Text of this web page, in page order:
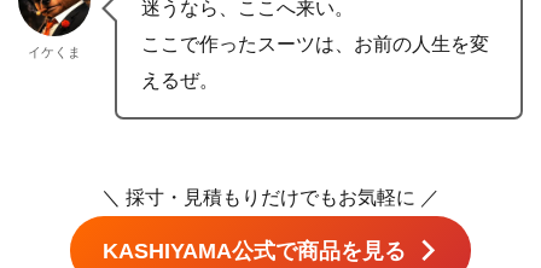
イケくま
迷うなら、ここへ来い。
ここで作ったスーツは、お前の人生を変
えるぜ。
＼ 採寸・見積もりだけでもお気軽に ／
KASHIYAMA公式で商品を見る